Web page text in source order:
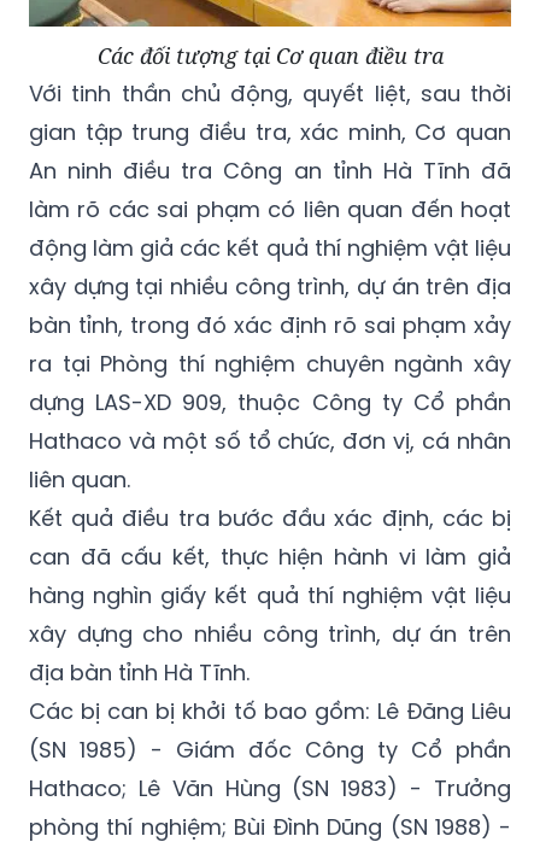
Các đối tượng tại Cơ quan điều tra
Với tinh thần chủ động, quyết liệt, sau thời
gian tập trung điều tra, xác minh, Cơ quan
An ninh điều tra Công an tỉnh Hà Tĩnh đã
làm rõ các sai phạm có liên quan đến hoạt
động làm giả các kết quả thí nghiệm vật liệu
xây dựng tại nhiều công trình, dự án trên địa
bàn tỉnh, trong đó xác định rõ sai phạm xảy
ra tại Phòng thí nghiệm chuyên ngành xây
dựng LAS-XD 909, thuộc Công ty Cổ phần
Hathaco và một số tổ chức, đơn vị, cá nhân
liên quan.
Kết quả điều tra bước đầu xác định, các bị
can đã cấu kết, thực hiện hành vi làm giả
hàng nghìn giấy kết quả thí nghiệm vật liệu
xây dựng cho nhiều công trình, dự án trên
địa bàn tỉnh Hà Tĩnh.
Các bị can bị khởi tố bao gồm: Lê Đăng Liêu
(SN 1985) - Giám đốc Công ty Cổ phần
Hathaco; Lê Văn Hùng (SN 1983) - Trưởng
phòng thí nghiệm; Bùi Đình Dũng (SN 1988) -